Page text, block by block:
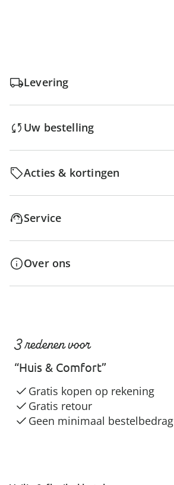
Levering
Uw bestelling
Acties & kortingen
Service
Over ons
3 redenen voor
“Huis & Comfort”
Gratis kopen op rekening
Gratis retour
Geen minimaal bestelbedrag